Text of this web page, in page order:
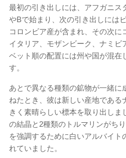
最初の引き出しには、アフガニス
やBで始まり、次の引き出しには
コロンビア産が含まれ、その次に
イタリア、モザンビーク、ナミビ
ベット順の配置には州や国が混在
す。
あとで異なる種類の鉱物が一緒に
ねたとき、彼は新しい産地である
きく素晴らしい標本を取り出しま
の結晶と2種類のトルマリンがち
を強調するために白いアルバイト
れていました。